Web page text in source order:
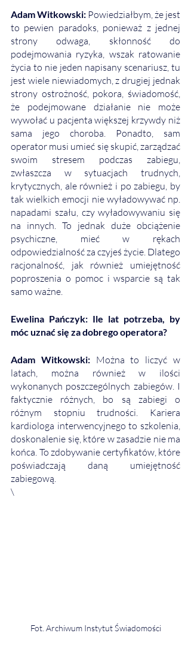
Adam Witkowski: Powiedziałbym, że jest
to pewien paradoks, ponieważ z jednej
strony odwaga, skłonność do
podejmowania ryzyka, wszak ratowanie
życia to nie jeden napisany scenariusz, tu
jest wiele niewiadomych, z drugiej jednak
strony ostrożność, pokora, świadomość,
że podejmowane działanie nie może
wywołać u pacjenta większej krzywdy niż
sama jego choroba. Ponadto, sam
operator musi umieć się skupić, zarządzać
swoim stresem podczas zabiegu,
zwłaszcza w sytuacjach trudnych,
krytycznych, ale również i po zabiegu, by
tak wielkich emocji nie wyładowywać np.
napadami szału, czy wyładowywaniu się
na innych. To jednak duże obciążenie
psychiczne, mieć w rękach
odpowiedzialność za czyjeś życie. Dlatego
racjonalność, jak również umiejętność
poproszenia o pomoc i wsparcie są tak
samo ważne.
Ewelina Pańczyk: Ile lat potrzeba, by
móc uznać się za dobrego operatora?
Adam Witkowski: Można to liczyć w
latach, można również w ilości
wykonanych poszczególnych zabiegów. I
faktycznie różnych, bo są zabiegi o
różnym stopniu trudności. Kariera
kardiologa interwencyjnego to szkolenia,
doskonalenie się, które w zasadzie nie ma
końca. To zdobywanie certyfikatów, które
poświadczają daną umiejętność
zabiegową.
\
Fot. Archiwum Instytut Świadomości